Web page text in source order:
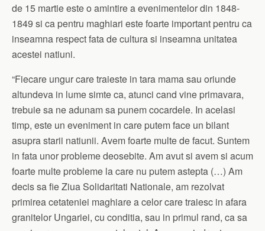
de 15 martie este o amintire a evenimentelor din 1848-
1849 si ca pentru maghiari este foarte important pentru ca
inseamna respect fata de cultura si inseamna unitatea
acestei natiuni.
“Fiecare ungur care traieste in tara mama sau oriunde
altundeva in lume simte ca, atunci cand vine primavara,
trebuie sa ne adunam sa punem cocardele. In acelasi
timp, este un eveniment in care putem face un bilant
asupra starii natiunii. Avem foarte multe de facut. Suntem
in fata unor probleme deosebite. Am avut si avem si acum
foarte multe probleme la care nu putem astepta (…) Am
decis sa fie Ziua Solidaritati Nationale, am rezolvat
primirea cetateniei maghiare a celor care traiesc in afara
granitelor Ungariei, cu conditia, sau in primul rand, ca sa